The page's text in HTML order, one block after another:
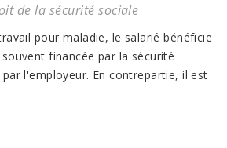
de la sécurité sociale
pour maladie, le salarié bénéficie
financée par la sécurité
l'employeur. En contrepartie, il est